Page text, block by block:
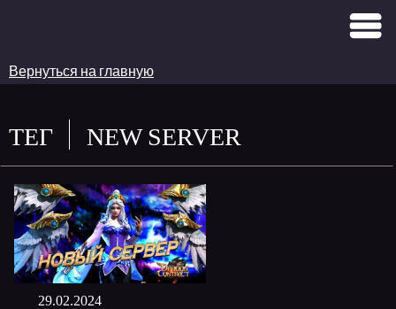
Вернуться на главную
ТЕГ NEW SERVER
29.02.2024